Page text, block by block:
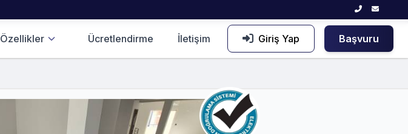
Özellikler Ücretlendirme İletişim Giriş Yap Başvuru